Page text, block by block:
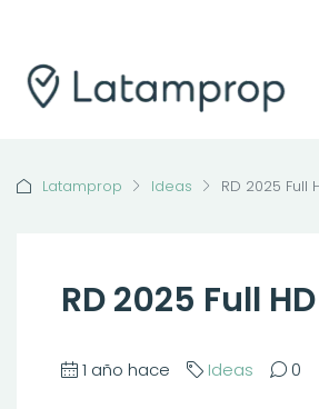
Latamprop Ideas RD 2025 Full
RD 2025 Full
1 año hace Ideas 0